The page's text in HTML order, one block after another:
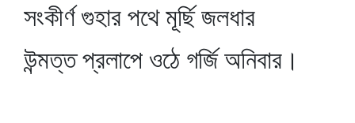
সংকীর্ণ গুহার পথে মূর্ছি জলধার
উন্মত্ত প্রলাপে ওঠে গর্জি অনিবার।